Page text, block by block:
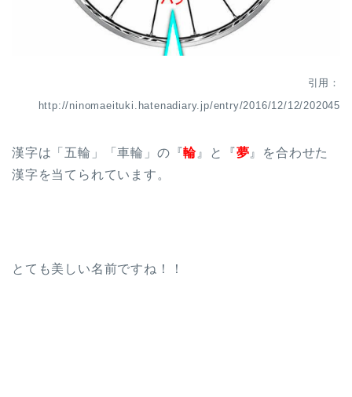
引用：
http://ninomaeituki.hatenadiary.jp/entry/2016/12/12/202045
漢字は「五輪」「車輪」の『輪 』と『夢 』を合わせた
漢字を当てられています。
とても美しい名前ですね！！